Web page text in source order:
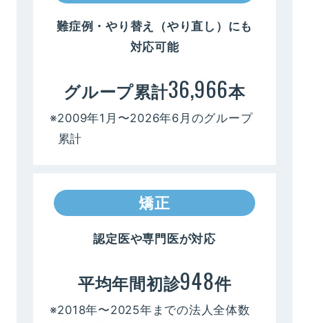
難症例・やり替え（やり直し）にも
対応可能
グループ累計36,966本
※2009年1月〜2026年6月のグループ
累計
矯正
認定医や専門医が対応
平均年間初診948件
※2018年〜2025年までの法人全体数